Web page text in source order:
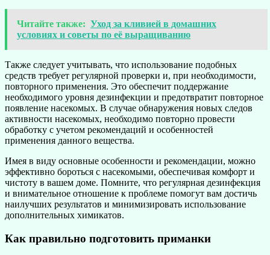
Читайте также: Уход за кливией в домашних
условиях и советы по её выращиванию
Также следует учитывать, что использование подобных
средств требует регулярной проверки и, при необходимости,
повторного применения. Это обеспечит поддержание
необходимого уровня дезинфекции и предотвратит повторное
появление насекомых. В случае обнаружения новых следов
активности насекомых, необходимо повторно провести
обработку с учетом рекомендаций и особенностей
применения данного вещества.
Имея в виду основные особенности и рекомендации, можно
эффективно бороться с насекомыми, обеспечивая комфорт и
чистоту в вашем доме. Помните, что регулярная дезинфекция
и внимательное отношение к проблеме помогут вам достичь
наилучших результатов и минимизировать использование
дополнительных химикатов.
Как правильно подготовить приманки